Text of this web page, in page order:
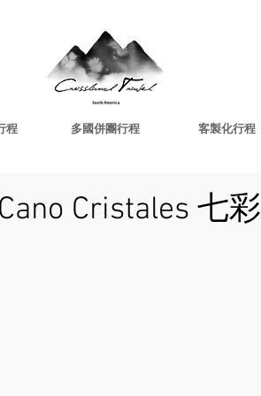
程 多國併團行程 客製化行程
Cristales 七彩